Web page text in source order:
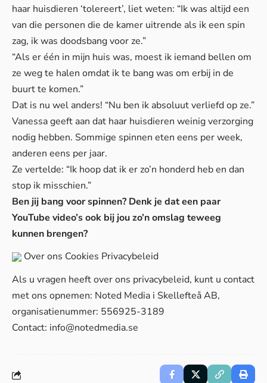
haar huisdieren ‘tolereert’, liet weten: “Ik was altijd een
van die personen die de kamer uitrende als ik een spin
zag, ik was doodsbang voor ze.”
“Als er één in mijn huis was, moest ik iemand bellen om
ze weg te halen omdat ik te bang was om erbij in de
buurt te komen.”
Dat is nu wel anders! “Nu ben ik absoluut verliefd op ze.”
Vanessa geeft aan dat haar huisdieren weinig verzorging
nodig hebben. Sommige spinnen eten eens per week,
anderen eens per jaar.
Ze vertelde: “Ik hoop dat ik er zo’n honderd heb en dan
stop ik misschien.”
Ben jij bang voor spinnen? Denk je dat een paar
YouTube video’s ook bij jou zo’n omslag teweeg
kunnen brengen?
Over ons Cookies Privacybeleid
Als u vragen heeft over ons privacybeleid, kunt u contact
met ons opnemen: Noted Media i Skellefteå AB,
organisatienummer: 556925-3189
Contact: info@notedmedia.se